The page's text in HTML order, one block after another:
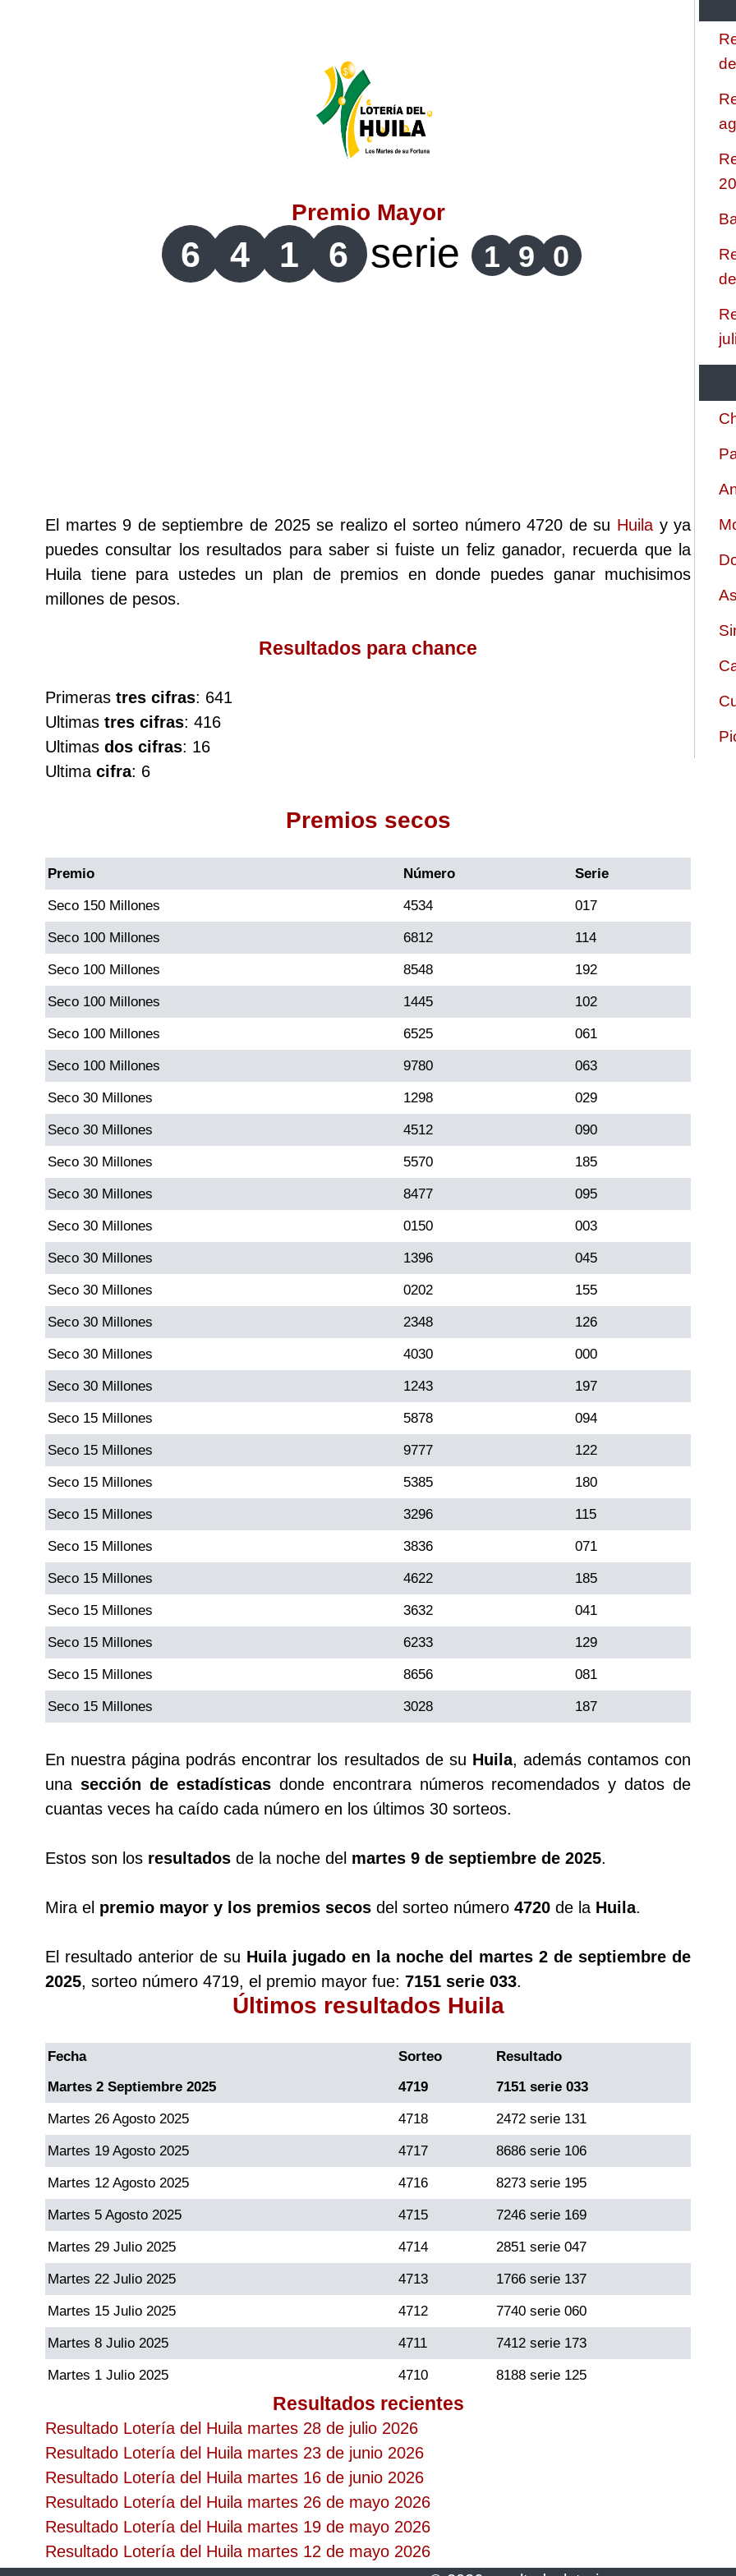
Lotería de Risaralda
Antioqueñita Día
Antioqueñita Tarde
Astro Luna
Cafeterito Tarde
Caribeña Noche
Chontico Día
Chontico Noche
Culona día
Culona noche
Dorado Mañana
Dorado Tarde
Dorado Noche
Fantástica Día
Fantástica Noche
Motilon Tarde
Motilon Noche
Paisita Día
Paisita Noche
Paisita 3
Pick 3 Día
Pick 3 Noche
Pick 4 Noche
Sinuano Noche
Premio Mayor
6 4 1 6 serie 1 9 0
El martes 9 de septiembre de 2025 se realizo el sorteo número 4720 de su Huilay ya
puedes consultar los resultados para saber si fuiste un feliz ganador, recuerda que la
Huila tiene para ustedes un plan de premios en donde puedes ganar muchisimos
millones de pesos.
Resultados para chance
Primeras tres cifras: 641
Ultimas tres cifras: 416
Ultimas dos cifras: 16
Ultima cifra: 6
Premios secos
Premio Número Serie
Seco 150 Millones 4534 017
Seco 100 Millones 6812 114
Seco 100 Millones 8548 192
Seco 100 Millones 1445 102
Seco 100 Millones 6525 061
Seco 100 Millones 9780 063
Seco 30 Millones 1298 029
Seco 30 Millones 4512 090
Seco 30 Millones 5570 185
Seco 30 Millones 8477 095
Seco 30 Millones 0150 003
Seco 30 Millones 1396 045
Seco 30 Millones 0202 155
Seco 30 Millones 2348 126
Seco 30 Millones 4030 000
Seco 30 Millones 1243 197
Seco 15 Millones 5878 094
Seco 15 Millones 9777 122
Seco 15 Millones 5385 180
Seco 15 Millones 3296 115
Seco 15 Millones 3836 071
Seco 15 Millones 4622 185
Seco 15 Millones 3632 041
Seco 15 Millones 6233 129
Seco 15 Millones 8656 081
Seco 15 Millones 3028 187
En nuestra página podrás encontrar los resultados de su Huila, además contamos con
una sección de estadísticasdonde encontrara números recomendados y datos de
cuantas veces ha caído cada número en los últimos 30 sorteos.
Estos son los resultados de la noche del martes 9 de septiembre de 2025.
Mira el premio mayor y los premios secos del sorteo número 4720 de la Huila.
El resultado anterior de su Huila jugado en la noche del martes 2 de septiembre de
2025, sorteo número 4719, el premio mayor fue: 7151 serie 033.
Últimos resultados Huila
Fecha Sorteo
Resultado
Martes 2 Septiembre 2025
4719 7151 serie 033
Martes 26 Agosto 2025 4718 2472 serie 131
Martes 19 Agosto 2025 4717 8686 serie 106
Martes 12 Agosto 2025 4716 8273 serie 195
Martes 5 Agosto 2025 4715 7246 serie 169
Martes 29 Julio 2025 4714 2851 serie 047
Martes 22 Julio 2025 4713 1766 serie 137
Martes 15 Julio 2025 4712 7740 serie 060
Martes 8 Julio 2025 4711 7412 serie 173
Martes 1 Julio 2025 4710 8188 serie 125
Resultados recientes
Resultado Lotería del Huila martes 28 de julio 2026
Resultado Lotería del Huila martes 23 de junio 2026
Resultado Lotería del Huila martes 16 de junio 2026
Resultado Lotería del Huila martes 26 de mayo 2026
Resultado Lotería del Huila martes 19 de mayo 2026
Resultado Lotería del Huila martes 12 de mayo 2026